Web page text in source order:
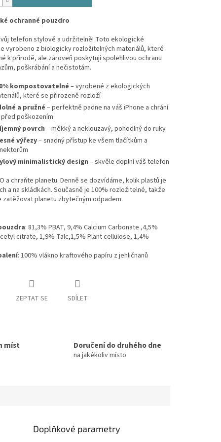
ochranné pouzdro
telefon stylově a udržitelně! Toto ekologické
vyrobeno z biologicky rozložitelných materiálů, které
k přírodě, ale zároveň poskytují spolehlivou ochranu
poškrábání a nečistotám.
kompostovatelné – vyrobené z ekologických
které se přirozeně rozloží
a pružné – perfektně padne na váš iPhone a chrání
poškozením
povrch – měkký a neklouzavý, pohodlný do ruky
výřezy– snadný přístup ke všem tlačítkům a
minimalistický design – skvěle doplní váš telefon
a chraňte planetu. Denně se dozvídáme, kolik plastů je
a na skládkách. Současně je 100% rozložitelné, takže
zatěžovat planetu zbytečným odpadem.
: 81,3% PBAT, 9,4% Calcium Carbonate ,4,5%
citrate, 1,9% Talc,1,5% Plant cellulose, 1,4%
: 100% vlákno kraftového papíru z jehličnanů
ZEPTAT SE SDÍLET
míst Doručení do druhého dne
na jakékoliv místo
Doplňkové parametry